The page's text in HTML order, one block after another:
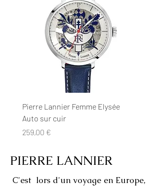
Pierre Lannier Femme Elysée
Auto sur cuir
Prix
259,00 €
PIERRE LANNIER
C'est lors d'un voyage en Europe,